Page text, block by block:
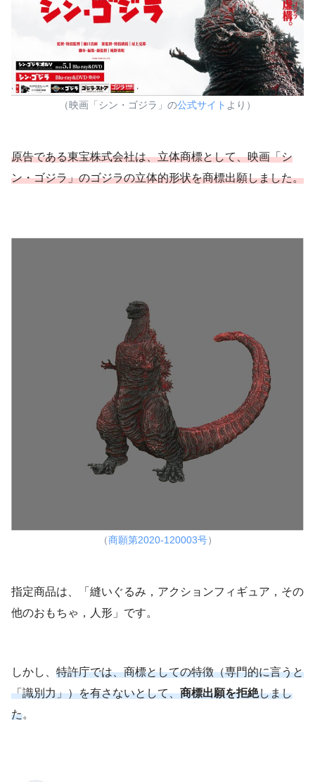
（映画「シン・ゴジラ」の公式サイト より）
原告である東宝株式会社は、立体商標として、映画「シ
ン・ゴジラ」のゴジラの立体的形状を商標出願しました。
（商願第2020-120003号）
指定商品は、「縫いぐるみ，アクションフィギュア，その
他のおもちゃ，人形」です。
しかし、 特許庁では、商標としての特徴（専門的に言うと
「識別力」）を有さないとして、商標出願を拒絶しまし
た。